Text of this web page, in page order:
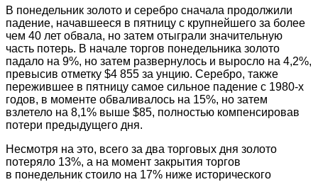
В понедельник золото и серебро сначала продолжили
падение, начавшееся в пятницу с крупнейшего за более
чем 40 лет обвала, но затем отыграли значительную
часть потерь. В начале торгов понедельника золото
падало на 9%, но затем развернулось и выросло на 4,2%,
превысив отметку $4 855 за унцию. Серебро, также
пережившее в пятницу самое сильное падение с 1980-х
годов, в моменте обваливалось на 15%, но затем
взлетело на 8,1% выше $85, полностью компенсировав
потери предыдущего дня.
Несмотря на это, всего за два торговых дня золото
потеряло 13%, а на момент закрытия торгов
в понедельник стоило на 17% ниже исторического